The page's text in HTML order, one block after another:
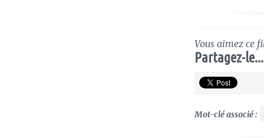
Vous aimez ce
Partagez-le...
Mot-clé associé :